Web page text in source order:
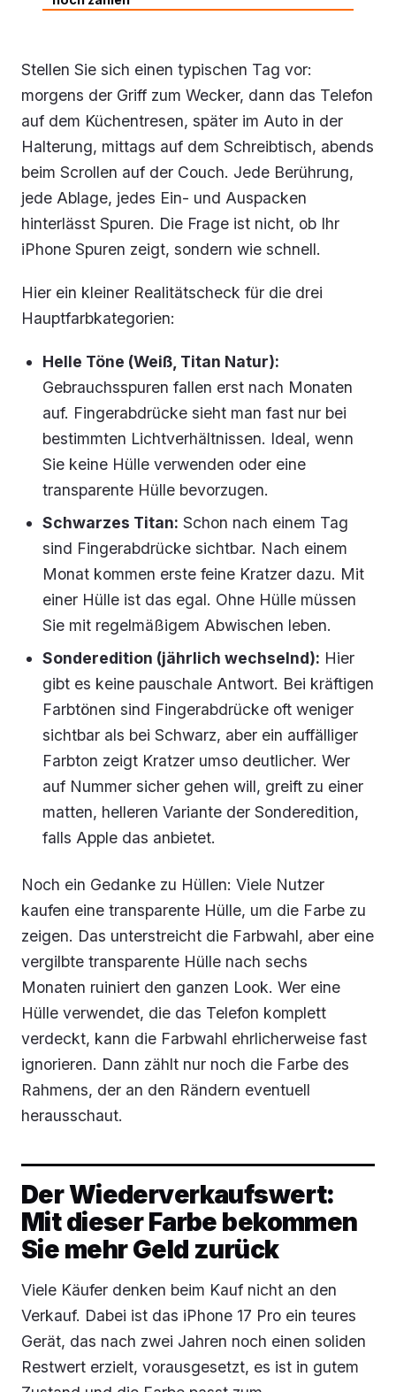
Stellen Sie sich einen typischen Tag vor:
morgens der Griff zum Wecker, dann das Telefon
auf dem Küchentresen, später im Auto in der
Halterung, mittags auf dem Schreibtisch, abends
beim Scrollen auf der Couch. Jede Berührung,
jede Ablage, jedes Ein- und Auspacken
hinterlässt Spuren. Die Frage ist nicht, ob Ihr
iPhone Spuren zeigt, sondern wie schnell.
Hier ein kleiner Realitätscheck für die drei
Hauptfarbkategorien:
Helle Töne (Weiß, Titan Natur):
Gebrauchsspuren fallen erst nach Monaten
auf. Fingerabdrücke sieht man fast nur bei
bestimmten Lichtverhältnissen. Ideal, wenn
Sie keine Hülle verwenden oder eine
transparente Hülle bevorzugen.
Schwarzes Titan: Schon nach einem Tag
sind Fingerabdrücke sichtbar. Nach einem
Monat kommen erste feine Kratzer dazu. Mit
einer Hülle ist das egal. Ohne Hülle müssen
Sie mit regelmäßigem Abwischen leben.
Sonderedition (jährlich wechselnd): Hier
gibt es keine pauschale Antwort. Bei kräftigen
Farbtönen sind Fingerabdrücke oft weniger
sichtbar als bei Schwarz, aber ein auffälliger
Farbton zeigt Kratzer umso deutlicher. Wer
auf Nummer sicher gehen will, greift zu einer
matten, helleren Variante der Sonderedition,
falls Apple das anbietet.
Noch ein Gedanke zu Hüllen: Viele Nutzer
kaufen eine transparente Hülle, um die Farbe zu
zeigen. Das unterstreicht die Farbwahl, aber eine
vergilbte transparente Hülle nach sechs
Monaten ruiniert den ganzen Look. Wer eine
Hülle verwendet, die das Telefon komplett
verdeckt, kann die Farbwahl ehrlicherweise fast
ignorieren. Dann zählt nur noch die Farbe des
Rahmens, der an den Rändern eventuell
herausschaut.
Der Wiederverkaufswert:
Mit dieser Farbe bekommen
Sie mehr Geld zurück
Viele Käufer denken beim Kauf nicht an den
Verkauf. Dabei ist das iPhone 17 Pro ein teures
Gerät, das nach zwei Jahren noch einen soliden
Restwert erzielt, vorausgesetzt, es ist in gutem